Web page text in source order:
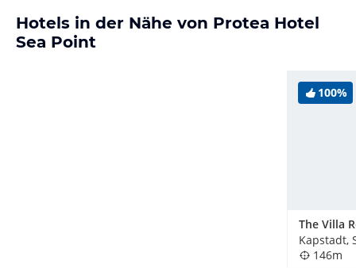
Hotels in der Nähe von Protea Hotel
Sea Point
100%
The Villa
Kapstadt,
146m